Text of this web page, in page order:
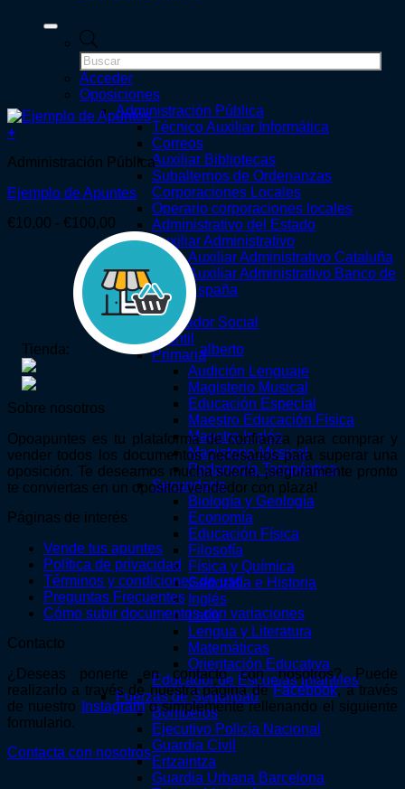
de
productos
Acceder
Oposiciones
Administración Pública
Técnico Auxiliar Informática
Correos
Auxiliar Bibliotecas
Subalternos de Ordenanzas
Corporaciones Locales
Operario corporaciones locales
Administrativo del Estado
Auxiliar Administrativo
Auxiliar Administrativo Cataluña
Auxiliar Administrativo Banco de
España
Educación
Educador Social
Infantil
Primaria
Audición Lenguaje
Magisterio Musical
Educación Especial
Maestro Educación Física
Maestro Inglés
Magisterio Musical
Pedagogía Terapéutica
Secundaria
Biología y Geología
Economía
Educación Física
Filosofía
Física y Química
Geografía e Historia
Inglés
Latín
Lengua y Literatura
Matemáticas
Orientación Educativa
Educador de Escuelas Infantiles
Fuerzas de Seguridad
Bomberos
Ejecutivo Policía Nacional
Guardia Civil
Ertzaintza
Guardia Urbana Barcelona
+
producto
múltiples
Las
página
de
producto
Administración Pública
Ejemplo de Apuntes
€10,00 - €100,00 Rango
de
precios:
desde
€10,00
hasta
€100,00
Tienda:
alberto
Sobre nosotros
Opoapuntes es tu plataforma de confianza para comprar y
vender todos los documentos necesarios para superar una
oposición. Te deseamos mucha suerte, ¡seguramente pronto
te conviertas en un opositor vendedor con plaza!
Páginas de interés
Vende tus apuntes
Política de privacidad
Términos y condiciones de uso
Preguntas Frecuentes
Cómo subir documentos con variaciones
Contacto
¿Deseas ponerte en contacto con nosotros? Puede
realizarlo a través de nuestra página deFacebook, a través
de nuestro
Instagramo simplemente rellenando el siguiente
formulario.
Contacta con nosotros